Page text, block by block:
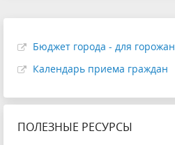
Бюджет города - для горожан
Календарь приема граждан
ПОЛЕЗНЫЕ РЕСУРСЫ